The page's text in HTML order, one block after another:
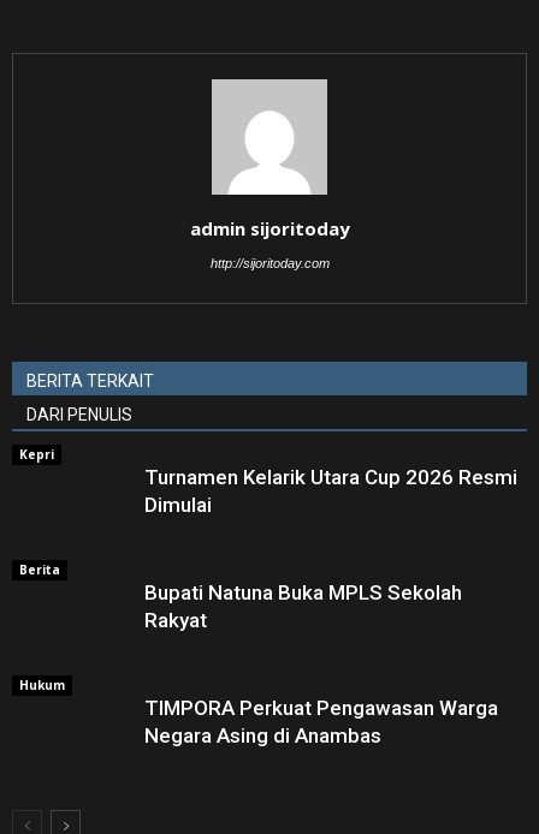
admin sijoritoday
http://sijoritoday.com
BERITA TERKAIT
DARI PENULIS
Kepri
Turnamen Kelarik Utara Cup 2026 Resmi
Dimulai
Berita
Bupati Natuna Buka MPLS Sekolah
Rakyat
Hukum
TIMPORA Perkuat Pengawasan Warga
Negara Asing di Anambas ‎